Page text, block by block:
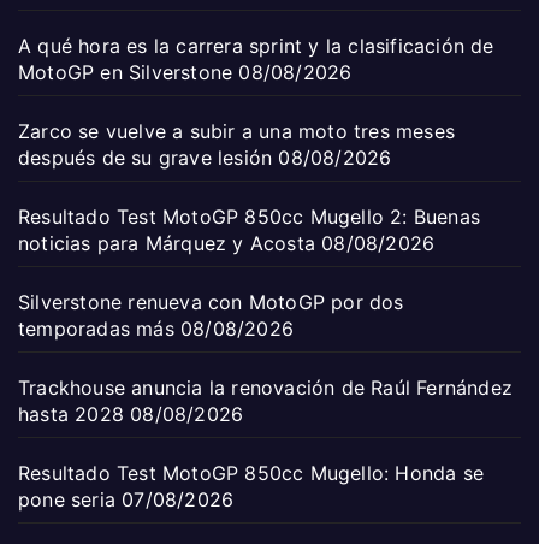
A qué hora es la carrera sprint y la clasificación de
MotoGP en Silverstone 08/08/2026
Zarco se vuelve a subir a una moto tres meses
después de su grave lesión 08/08/2026
Resultado Test MotoGP 850cc Mugello 2: Buenas
noticias para Márquez y Acosta 08/08/2026
Silverstone renueva con MotoGP por dos
temporadas más 08/08/2026
Trackhouse anuncia la renovación de Raúl Fernández
hasta 2028 08/08/2026
Resultado Test MotoGP 850cc Mugello: Honda se
pone seria 07/08/2026